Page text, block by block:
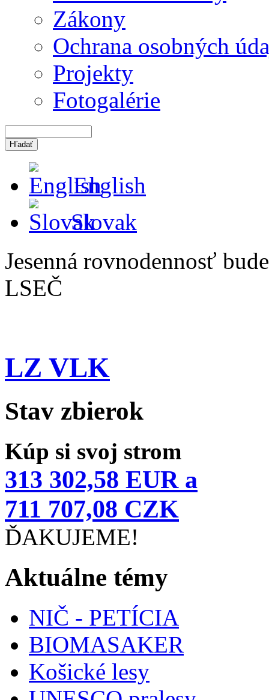
Zákony
Ochrana osobných
Projekty
Fotogalérie
English
Slovak
Jesenná rovnodennosť
LSEČ
LZ VLK
Stav zbierok
Kúp si svoj strom
313 302,58 EUR a
711 707,08 CZK
ĎAKUJEME!
Aktuálne témy
NIČ - PETÍCIA
BIOMASAKER
Košické lesy